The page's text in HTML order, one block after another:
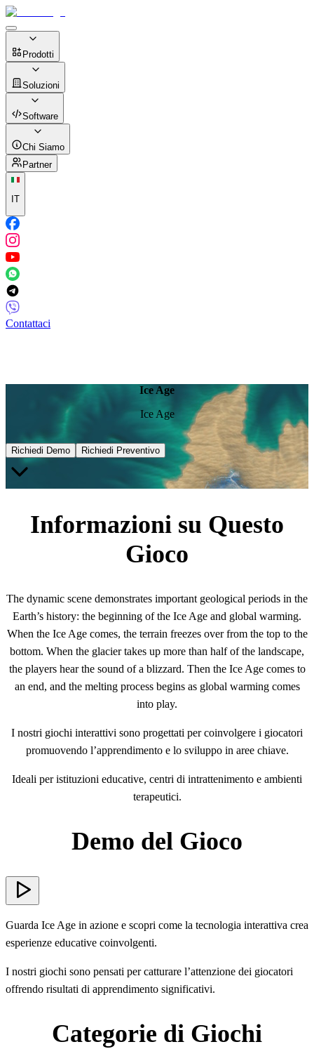
Prodotti
Soluzioni
Software
Chi Siamo
Partner
IT
Contattaci
Ice Age
Ice Age
Richiedi Demo Richiedi Preventivo
Informazioni su Questo
Gioco
The dynamic scene demonstrates important geological periods in the
Earth’s history: the beginning of the Ice Age and global warming.
When the Ice Age comes, the terrain freezes over from the top to the
bottom. When the glacier takes up more than half of the landscape,
the players hear the sound of a blizzard. Then the Ice Age comes to
an end, and the melting process begins as global warming comes
into play.
I nostri giochi interattivi sono progettati per coinvolgere i giocatori
promuovendo l’apprendimento e lo sviluppo in aree chiave.
Ideali per istituzioni educative, centri di intrattenimento e ambienti
terapeutici.
Demo del Gioco
Guarda Ice Age in azione e scopri come la tecnologia interattiva crea
esperienze educative coinvolgenti.
I nostri giochi sono pensati per catturare l’attenzione dei giocatori
offrendo risultati di apprendimento significativi.
Categorie di Giochi